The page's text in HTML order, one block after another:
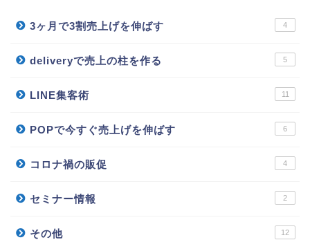
3ヶ月で3割売上げを伸ばす 4
deliveryで売上の柱を作る 5
LINE集客術 11
POPで今すぐ売上げを伸ばす 6
コロナ禍の販促 4
セミナー情報 2
その他 12